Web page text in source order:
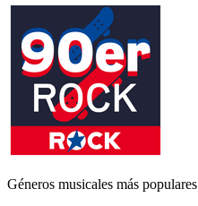
Géneros musicales más populares